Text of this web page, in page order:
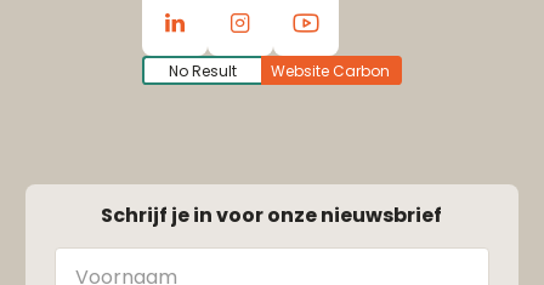
No Result Website Carbon
Schrijf je in voor onze nieuwsbrief
Naam